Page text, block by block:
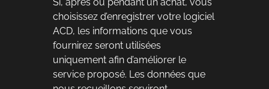
choisissez d’enregistrer votre logiciel
ACD, les informations que vous
fournirez seront utilisées
uniquement afin d’améliorer le
service proposé. Les données que